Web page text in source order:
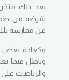
بعد ذلك
تفرضه من
عن ممارسة تلك
وكعادة بعض
وباطل فيما
والرياضات